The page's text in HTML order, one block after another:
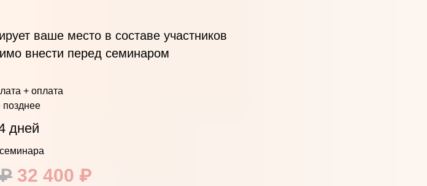
ваше место в составе участников
внести перед семинаром
+ оплата
позднее
дней
32 400 ₽